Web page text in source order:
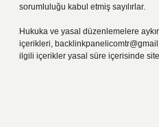
sorumluluğu kabul etmiş sayılırlar.
Hukuka ve yasal düzenlemelere
içerikleri,
ilgili içerikler yasal süre içerisinde